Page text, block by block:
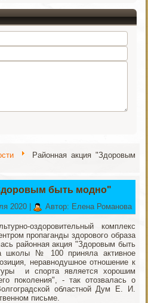
Районная акция "Здоровым
быть модно"
2020 Автор: Елена Романова
оздоровительный комплекс
пропаганды здорового образа
районная акция "Здоровым быть
школы № 100 приняла активное
неравнодушное отношение к
и спорта является хорошим
поколения", - так отозвалась о
областной Дум Е. И.
письме.